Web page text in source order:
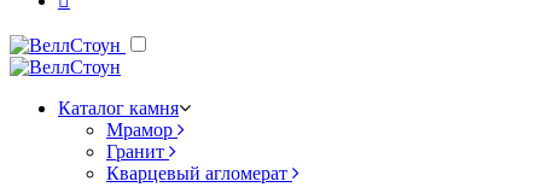
Каталог камня
Мрамор
Гранит
Кварцевый агломерат